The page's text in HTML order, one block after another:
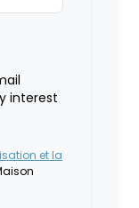
interest
et la